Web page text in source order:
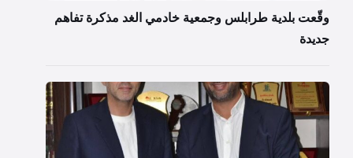
وقّعت بلدية طرابلس وجمعية خادمي الغد مذكرة تفاهم
جديدة